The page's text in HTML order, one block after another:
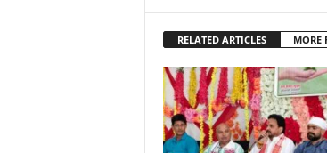
RELATED ARTICLES MORE